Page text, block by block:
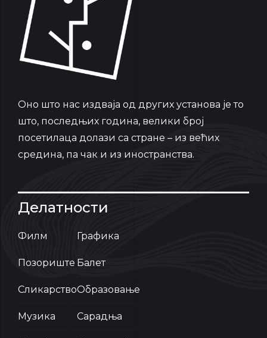
Oно што нас издваја од других установа је то
што, последњих година, велики број
посетилаца долази са стране – из већих
средина, па чак и из иностранства.
Делатности
Филм
Позориште
Сликарство
Музика
Графика
Балет
Образовање
Сарадња